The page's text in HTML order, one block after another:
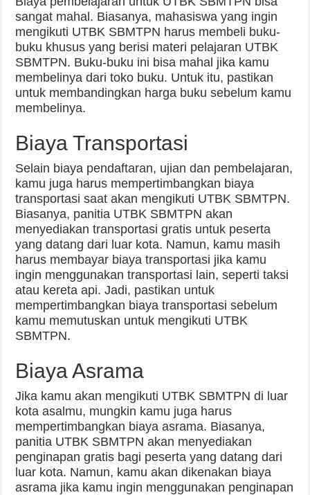
sangat mahal. Biasanya, mahasiswa yang ingin
mengikuti UTBK SBMTPN harus membeli buku-
buku khusus yang berisi materi pelajaran UTBK
SBMTPN. Buku-buku ini bisa mahal jika kamu
membelinya dari toko buku. Untuk itu, pastikan
untuk membandingkan harga buku sebelum kamu
membelinya.
Biaya Transportasi
Selain biaya pendaftaran, ujian dan pembelajaran,
kamu juga harus mempertimbangkan biaya
transportasi saat akan mengikuti UTBK SBMTPN.
Biasanya, panitia UTBK SBMTPN akan
menyediakan transportasi gratis untuk peserta
yang datang dari luar kota. Namun, kamu masih
harus membayar biaya transportasi jika kamu
ingin menggunakan transportasi lain, seperti taksi
atau kereta api. Jadi, pastikan untuk
mempertimbangkan biaya transportasi sebelum
kamu memutuskan untuk mengikuti UTBK
SBMTPN.
Biaya Asrama
Jika kamu akan mengikuti UTBK SBMTPN di luar
kota asalmu, mungkin kamu juga harus
mempertimbangkan biaya asrama. Biasanya,
panitia UTBK SBMTPN akan menyediakan
penginapan gratis bagi peserta yang datang dari
luar kota. Namun, kamu akan dikenakan biaya
asrama jika kamu ingin menggunakan penginapan